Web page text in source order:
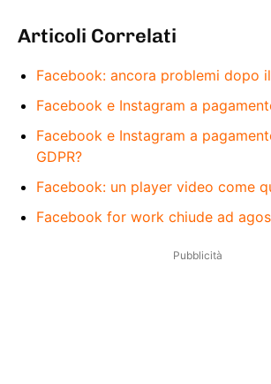
Articoli Correlati
Facebook: ancora problemi dopo
Facebook e Instagram a
Facebook e Instagram a
GDPR?
Facebook: un player video come
Facebook for work chiude ad
Pubblicità